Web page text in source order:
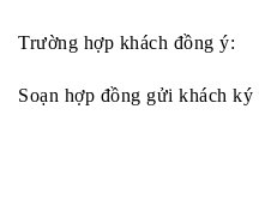
Trường hợp khách đồng ý:
Soạn hợp đồng gửi khách